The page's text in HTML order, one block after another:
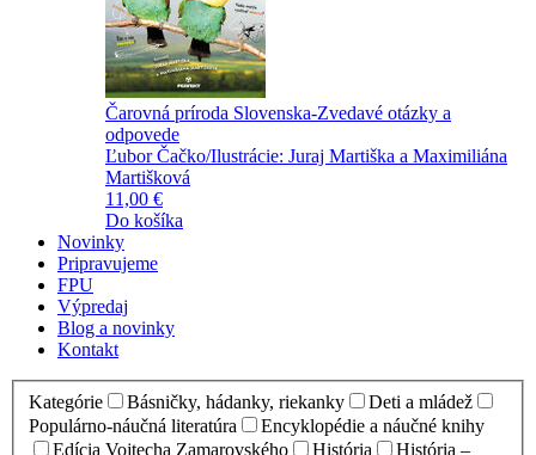
Čarovná príroda Slovenska-Zvedavé otázky a
odpovede
Ľubor Čačko/Ilustrácie: Juraj Martiška a Maximiliána
Martišková
11,00 €
Do košíka
Novinky
Pripravujeme
FPU
Výpredaj
Blog a novinky
Kontakt
Kategórie Básničky, hádanky, riekanky
Deti a mládež
Populárno-náučná literatúra
Encyklopédie a náučné knihy
Edícia Vojtecha Zamarovského
História História –